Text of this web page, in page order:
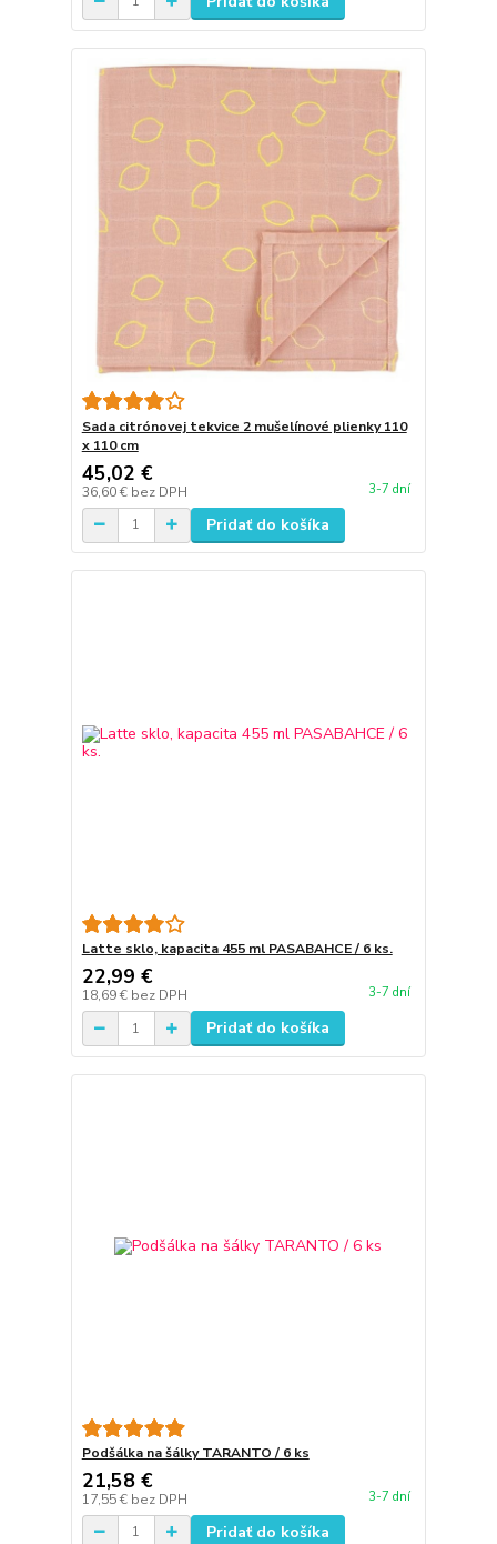
Sada citrónovej tekvice 2 mušelínové plienky 110
x 110 cm
45,02 €
36,60 € bez DPH 3-7 dní
Pridať do košíka
Latte sklo, kapacita 455 ml PASABAHCE / 6 ks.
22,99 €
18,69 € bez DPH 3-7 dní
Pridať do košíka
Podšálka na šálky TARANTO / 6 ks
21,58 €
17,55 € bez DPH 3-7 dní
Pridať do košíka